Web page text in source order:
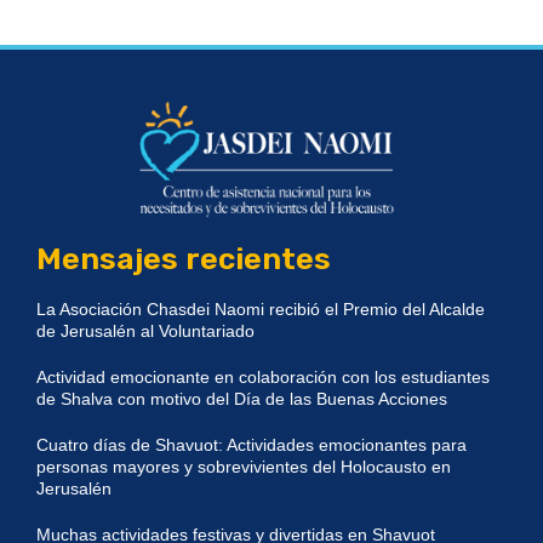
Mensajes recientes
La Asociación Chasdei Naomi recibió el Premio del Alcalde
de Jerusalén al Voluntariado
Actividad emocionante en colaboración con los estudiantes
de Shalva con motivo del Día de las Buenas Acciones
Cuatro días de Shavuot: Actividades emocionantes para
personas mayores y sobrevivientes del Holocausto en
Jerusalén
Muchas actividades festivas y divertidas en Shavuot